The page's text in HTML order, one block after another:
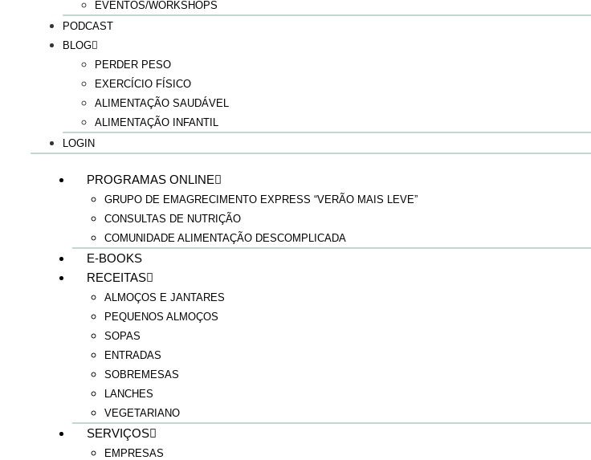
EVENTOS/WORKSHOPS
PODCAST
BLOG
PERDER PESO
EXERCÍCIO FÍSICO
ALIMENTAÇÃO SAUDÁVEL
ALIMENTAÇÃO INFANTIL
LOGIN
PROGRAMAS ONLINE
GRUPO DE EMAGRECIMENTO EXPRESS “VERÃO MAIS LEVE”
CONSULTAS DE NUTRIÇÃO
COMUNIDADE ALIMENTAÇÃO DESCOMPLICADA
E-BOOKS
RECEITAS
ALMOÇOS E JANTARES
PEQUENOS ALMOÇOS
SOPAS
ENTRADAS
SOBREMESAS
LANCHES
VEGETARIANO
SERVIÇOS
EMPRESAS